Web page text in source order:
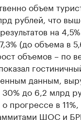
объем
рублей, что
на
(до объема в
объемов – по
данным,
30% до 6,2 млрд
прогрессе в
ШОС и